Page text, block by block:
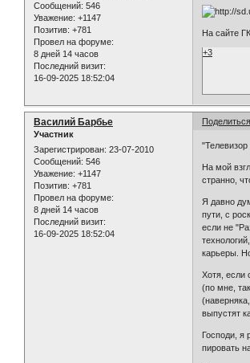
Сообщений: 546
Уважение: +1147
Позитив: +781
Провел на форуме:
8 дней 14 часов
Последний визит:
16-09-2025 18:52:04
На сайте
+3
Поделиться
Василий Барбье
Участник
Зарегистрирован: 23-07-2010
Сообщений: 546
Уважение: +1147
Позитив: +781
Провел на форуме:
8 дней 14 часов
Последний визит:
16-09-2025 18:52:04
На мой
странно,
Я давно
пути, с
если не
карьеры.
Хотя, если
(по мне,
выпустят
Господи, я
пировать